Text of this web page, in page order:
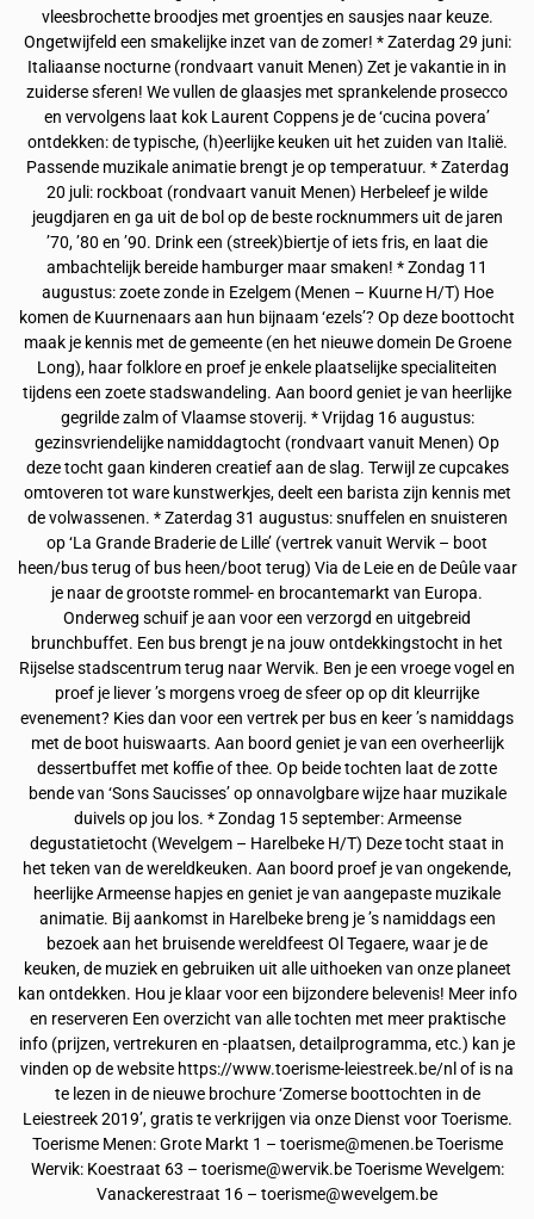
vleesbrochette broodjes met groentjes en sausjes naar keuze.
Ongetwijfeld een smakelijke inzet van de zomer! * Zaterdag 29 juni:
Italiaanse nocturne (rondvaart vanuit Menen) Zet je vakantie in in
zuiderse sferen! We vullen de glaasjes met sprankelende prosecco
en vervolgens laat kok Laurent Coppens je de ‘cucina povera’
ontdekken: de typische, (h)eerlijke keuken uit het zuiden van Italië.
Passende muzikale animatie brengt je op temperatuur. * Zaterdag
20 juli: rockboat (rondvaart vanuit Menen) Herbeleef je wilde
jeugdjaren en ga uit de bol op de beste rocknummers uit de jaren
’70, ’80 en ’90. Drink een (streek)biertje of iets fris, en laat die
ambachtelijk bereide hamburger maar smaken! * Zondag 11
augustus: zoete zonde in Ezelgem (Menen – Kuurne H/T) Hoe
komen de Kuurnenaars aan hun bijnaam ‘ezels’? Op deze boottocht
maak je kennis met de gemeente (en het nieuwe domein De Groene
Long), haar folklore en proef je enkele plaatselijke specialiteiten
tijdens een zoete stadswandeling. Aan boord geniet je van heerlijke
gegrilde zalm of Vlaamse stoverij. * Vrijdag 16 augustus:
gezinsvriendelijke namiddagtocht (rondvaart vanuit Menen) Op
deze tocht gaan kinderen creatief aan de slag. Terwijl ze cupcakes
omtoveren tot ware kunstwerkjes, deelt een barista zijn kennis met
de volwassenen. * Zaterdag 31 augustus: snuffelen en snuisteren
op ‘La Grande Braderie de Lille’ (vertrek vanuit Wervik – boot
heen/bus terug of bus heen/boot terug) Via de Leie en de Deûle vaar
je naar de grootste rommel- en brocantemarkt van Europa.
Onderweg schuif je aan voor een verzorgd en uitgebreid
brunchbuffet. Een bus brengt je na jouw ontdekkingstocht in het
Rijselse stadscentrum terug naar Wervik. Ben je een vroege vogel en
proef je liever ’s morgens vroeg de sfeer op op dit kleurrijke
evenement? Kies dan voor een vertrek per bus en keer ’s namiddags
met de boot huiswaarts. Aan boord geniet je van een overheerlijk
dessertbuffet met koffie of thee. Op beide tochten laat de zotte
bende van ‘Sons Saucisses’ op onnavolgbare wijze haar muzikale
duivels op jou los. * Zondag 15 september: Armeense
degustatietocht (Wevelgem – Harelbeke H/T) Deze tocht staat in
het teken van de wereldkeuken. Aan boord proef je van ongekende,
heerlijke Armeense hapjes en geniet je van aangepaste muzikale
animatie. Bij aankomst in Harelbeke breng je ’s namiddags een
bezoek aan het bruisende wereldfeest Ol Tegaere, waar je de
keuken, de muziek en gebruiken uit alle uithoeken van onze planeet
kan ontdekken. Hou je klaar voor een bijzondere belevenis! Meer info
en reserveren Een overzicht van alle tochten met meer praktische
info (prijzen, vertrekuren en -plaatsen, detailprogramma, etc.) kan je
vinden op de website https://www.toerisme-leiestreek.be/nl of is na
te lezen in de nieuwe brochure ‘Zomerse boottochten in de
Leiestreek 2019’, gratis te verkrijgen via onze Dienst voor Toerisme.
Toerisme Menen: Grote Markt 1 – toerisme@menen.be Toerisme
Wervik: Koestraat 63 – toerisme@wervik.be Toerisme Wevelgem:
Vanackerestraat 16 – toerisme@wevelgem.be